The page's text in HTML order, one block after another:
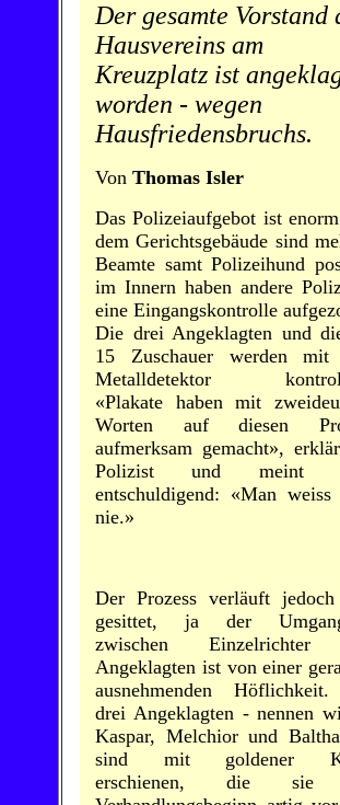
Der gesamte Vorstand
Hausvereins am
Kreuzplatz ist
worden - wegen
Hausfriedensbruchs.
Von Thomas Isler
Das Polizeiaufgebot ist
dem Gerichtsgebäude sind
Beamte samt Polizeihund
im Innern haben andere
eine Eingangskontrolle
Die drei Angeklagten und
15 Zuschauer werden mit
Metalldetektor
«Plakate haben mit
Worten auf diesen
aufmerksam gemacht»,
Polizist und meint
entschuldigend: «Man weiss
nie.»
Der Prozess verläuft
gesittet, ja der
zwischen Einzelrichter
Angeklagten ist von einer
ausnehmenden
drei Angeklagten - nennen
Kaspar, Melchior und
sind mit goldener
erschienen, die sie